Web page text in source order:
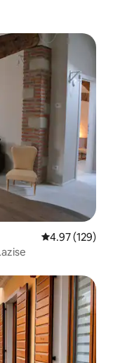
Calificación
4.97 (129)